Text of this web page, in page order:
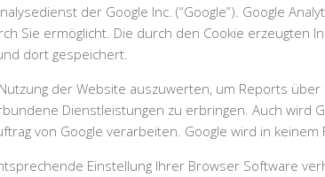
der Google Inc. (“Google”). Google
Sie ermöglicht. Die durch den Cookie
dort gespeichert.
der Website auszuwerten, um Reports
Dienstleistungen zu erbringen. Auch wird
von Google verarbeiten. Google wird in
Einstellung Ihrer Browser Software